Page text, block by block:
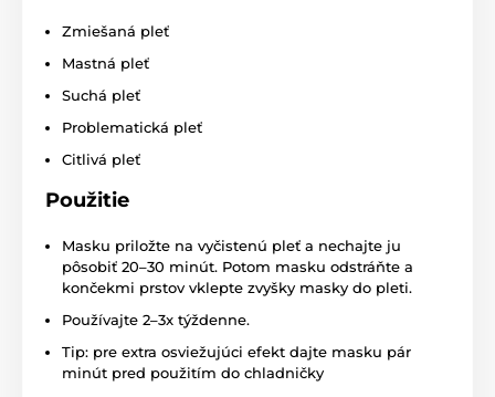
Zmiešaná pleť
Mastná pleť
Suchá pleť
Problematická pleť
Citlivá pleť
Použitie
Masku priložte na vyčistenú pleť a nechajte ju
pôsobiť 20–30 minút. Potom masku odstráňte a
končekmi prstov vklepte zvyšky masky do pleti.
Používajte 2–3x týždenne.
Tip: pre extra osviežujúci efekt dajte masku pár
minút pred použitím do chladničky